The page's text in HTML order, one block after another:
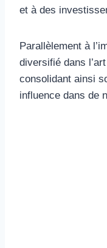
et à des
Parallèlement à
diversifié dans
consolidant ainsi
influence dans de